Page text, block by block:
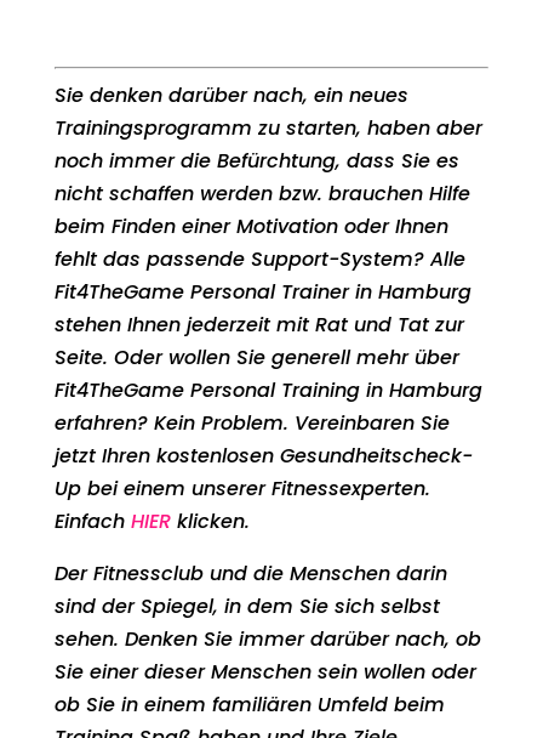
Sie denken darüber nach, ein neues
Trainingsprogramm zu starten, haben aber
noch immer die Befürchtung, dass Sie es
nicht schaffen werden bzw. brauchen Hilfe
beim Finden einer Motivation oder Ihnen
fehlt das passende Support-System? Alle
Fit4TheGame Personal Trainer in Hamburg
stehen Ihnen jederzeit mit Rat und Tat zur
Seite. Oder wollen Sie generell mehr über
Fit4TheGame Personal Training in Hamburg
erfahren? Kein Problem. Vereinbaren Sie
jetzt Ihren kostenlosen Gesundheitscheck-
Up bei einem unserer Fitnessexperten.
Einfach HIERklicken.
Der Fitnessclub und die Menschen darin
sind der Spiegel, in dem Sie sich selbst
sehen. Denken Sie immer darüber nach, ob
Sie einer dieser Menschen sein wollen oder
ob Sie in einem familiären Umfeld beim